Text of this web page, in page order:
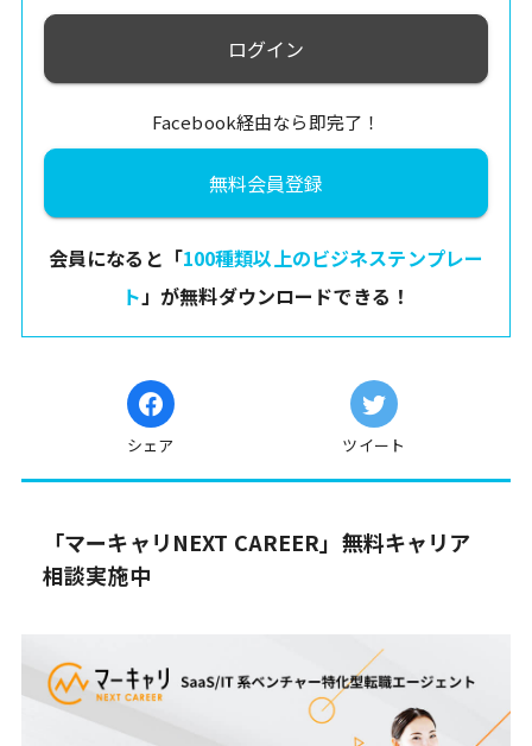
ログイン
Facebook経由なら即完了！
無料会員登録
会員になると「100種類以上のビジネステンプレー
ト」が無料ダウンロードできる！
シェア ツイート
「マーキャリNEXT CAREER」無料キャリア
相談実施中